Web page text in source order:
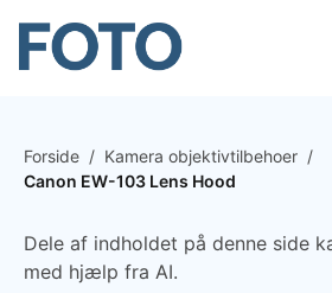
Forside / Kamera objektivtilbehoer /
Canon EW-103 Lens Hood
Dele af indholdet på denne side
med hjælp fra AI.